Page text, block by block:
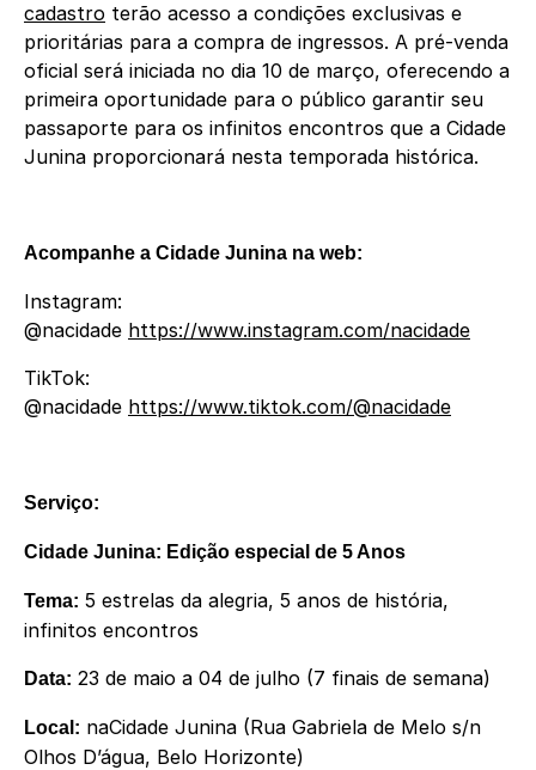
cadastro terão acesso a condições exclusivas e
prioritárias para a compra de ingressos. A pré-venda
oficial será iniciada no dia 10 de março, oferecendo a
primeira oportunidade para o público garantir seu
passaporte para os infinitos encontros que a Cidade
Junina proporcionará nesta temporada histórica.
Acompanhe a Cidade Junina na web:
Instagram:
@nacidade https://www.instagram.com/nacidade
TikTok:
@nacidade https://www.tiktok.com/@nacidade
Serviço:
Cidade Junina: Edição especial de 5 Anos
Tema: 5 estrelas da alegria, 5 anos de história,
infinitos encontros
Data: 23 de maio a 04 de julho (7 finais de semana)
Local: naCidade Junina (Rua Gabriela de Melo s/n
Olhos D’água, Belo Horizonte)